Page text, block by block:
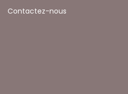
Contactez-nous